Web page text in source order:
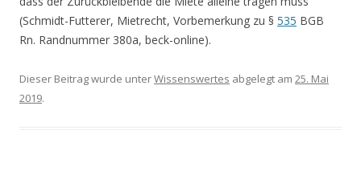
(Schmidt-Futterer, Mietrecht, Vorbemerkung zu § 535 BGB
Rn. Randnummer 380a, beck-online).
Dieser Beitrag wurde unterWissenswertes abgelegt am 25. Mai
2019.